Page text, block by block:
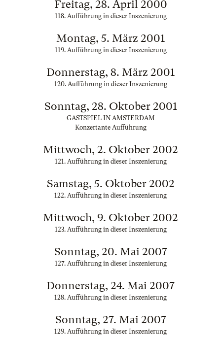
Freitag, 28. April 2000
118. Aufführung in dieser Inszenierung
Montag, 5. März 2001
119. Aufführung in dieser Inszenierung
Donnerstag, 8. März 2001
120. Aufführung in dieser Inszenierung
Sonntag, 28. Oktober 2001
GASTSPIEL IN AMSTERDAM
Konzertante Aufführung
Mittwoch, 2. Oktober 2002
121. Aufführung in dieser Inszenierung
Samstag, 5. Oktober 2002
122. Aufführung in dieser Inszenierung
Mittwoch, 9. Oktober 2002
123. Aufführung in dieser Inszenierung
Sonntag, 20. Mai 2007
127. Aufführung in dieser Inszenierung
Donnerstag, 24. Mai 2007
128. Aufführung in dieser Inszenierung
Sonntag, 27. Mai 2007
129. Aufführung in dieser Inszenierung